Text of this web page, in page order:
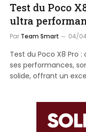
Test du Poco
ultra
Par Team Smart 04/
Test du Poco X8 Pro
ses performances,
solide, offrant un